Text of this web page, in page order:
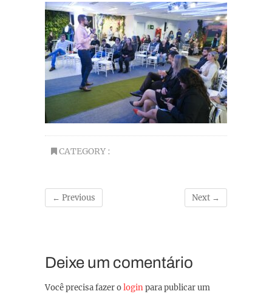
CATEGORY :
← Previous Next →
Deixe um comentário
Você precisa fazer ologinpara publicar um